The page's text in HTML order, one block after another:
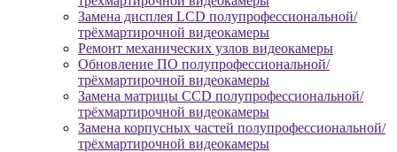
Замена дисплея LCD полупрофессиональной/
трёхмартирочной видеокамеры
Ремонт механических узлов видеокамеры
Обновление ПО полупрофессиональной/
трёхмартирочной видеокамеры
Замена матрицы CCD полупрофессиональной/
трёхмартирочной видеокамеры
Замена корпусных частей полупрофессиональной/
трёхмартирочной видеокамеры